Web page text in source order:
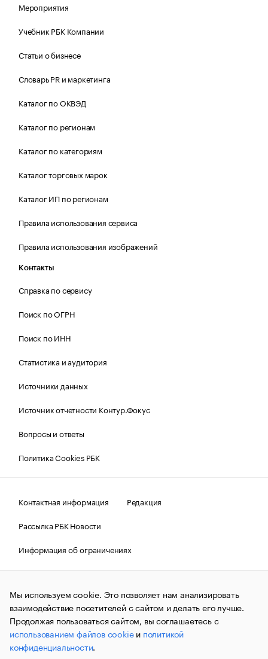
Мероприятия
Учебник РБК Компании
Статьи о бизнесе
Словарь PR и маркетинга
Каталог по ОКВЭД
Каталог по регионам
Каталог по категориям
Каталог торговых марок
Каталог ИП по регионам
Правила использования сервиса
Правила использования изображений
Контакты
Справка по сервису
Поиск по ОГРН
Поиск по ИНН
Статистика и аудитория
Источники данных
Источник отчетности Контур.Фокус
Вопросы и ответы
Политика Cookies РБК
Контактная информация
Редакция
Рассылка РБК Новости
Информация об ограничениях
Правовая информация
О соблюдении авторских прав
© АО «РОСБИЗНЕСКОНСАЛТИНГ»,1995–2026.Сообщения
и материалы информационного агентства «РБК»
(зарегистрировано Федеральной службой по надзору в сфере
связи, информационных технологий и массовых
коммуникаций (Роскомнадзор) 09.12.2015 за номером ИА
№ФС77-63848) сопровождаются пометкой «РБК». Отдельные
публикации могут содержать информацию,
Мы используем cookie. Это позволяет нам анализировать
взаимодействие посетителей с сайтом и делать его лучше.
Продолжая пользоваться сайтом, вы соглашаетесь с
использованием файлов cookieи политикой
конфиденциальности.